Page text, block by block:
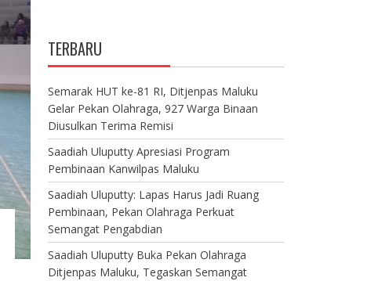
TERBARU
Semarak HUT ke-81 RI, Ditjenpas Maluku
Gelar Pekan Olahraga, 927 Warga Binaan
Diusulkan Terima Remisi
Saadiah Uluputty Apresiasi Program
Pembinaan Kanwilpas Maluku
Saadiah Uluputty: Lapas Harus Jadi Ruang
Pembinaan, Pekan Olahraga Perkuat
Semangat Pengabdian
Saadiah Uluputty Buka Pekan Olahraga
Ditjenpas Maluku, Tegaskan Semangat